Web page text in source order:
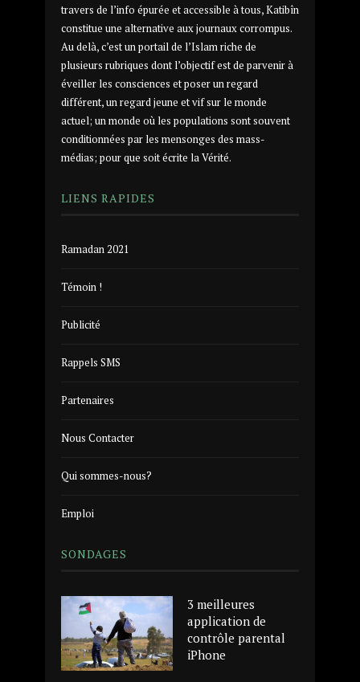
travers de l’info épurée et accessible à tous, Katibîn
constitue une alternative aux journaux corrompus.
Au delà, c’est un portail de l’Islam riche de
plusieurs rubriques dont l’objectif est de parvenir à
éveiller les consciences et poser un regard
différent, un regard jeune et vif sur le monde
actuel; un monde où les populations sont souvent
conditionnées par les mensonges des mass-
médias; pour que soit écrite la Vérité.
LIENS RAPIDES
Ramadan 2021
Témoin !
Publicité
Rappels SMS
Partenaires
Nous Contacter
Qui sommes-nous?
Emploi
SONDAGES
3 meilleures
application de
contrôle parental
iPhone